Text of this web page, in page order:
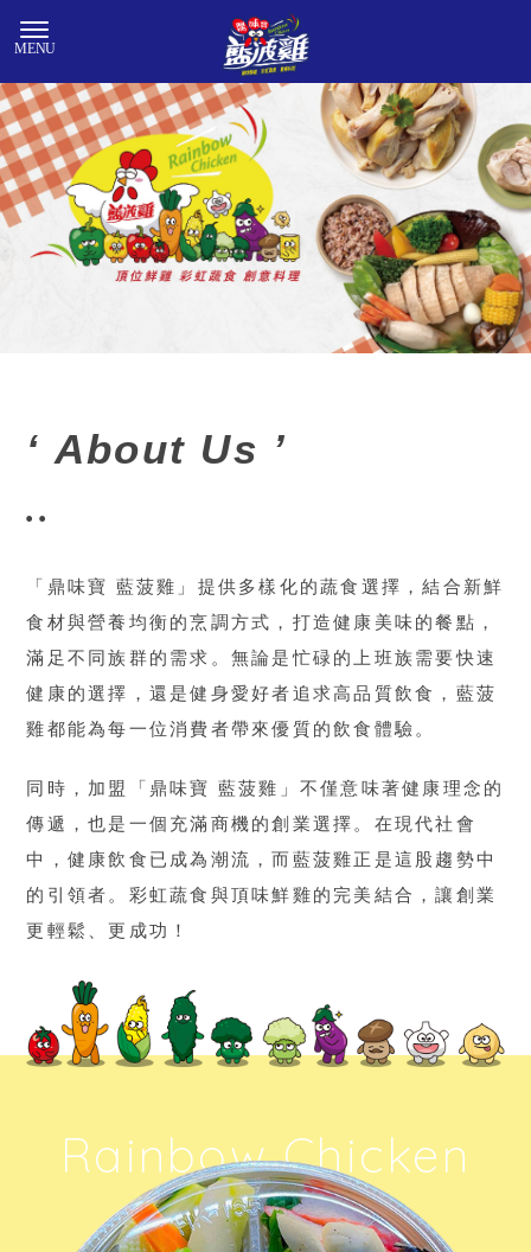
竹北鹹水雞
竹南鹹水雞
Rainbow Chicken
‘ About Us ’
..
「鼎味寶 藍菠雞」提供多樣化的蔬食選擇，結合新鮮
食材與營養均衡的烹調方式，打造健康美味的餐點，
滿足不同族群的需求。無論是忙碌的上班族需要快速
健康的選擇，還是健身愛好者追求高品質飲食，藍菠
雞都能為每一位消費者帶來優質的飲食體驗。
同時，加盟「鼎味寶 藍菠雞」不僅意味著健康理念的
傳遞，也是一個充滿商機的創業選擇。在現代社會
中，健康飲食已成為潮流，而藍菠雞正是這股趨勢中
的引領者。彩虹蔬食與頂味鮮雞的完美結合，讓創業
更輕鬆、更成功！